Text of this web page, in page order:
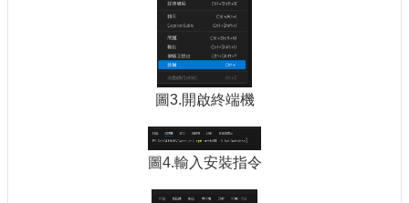
圖3.開啟終端機
圖4.輸入安裝指令